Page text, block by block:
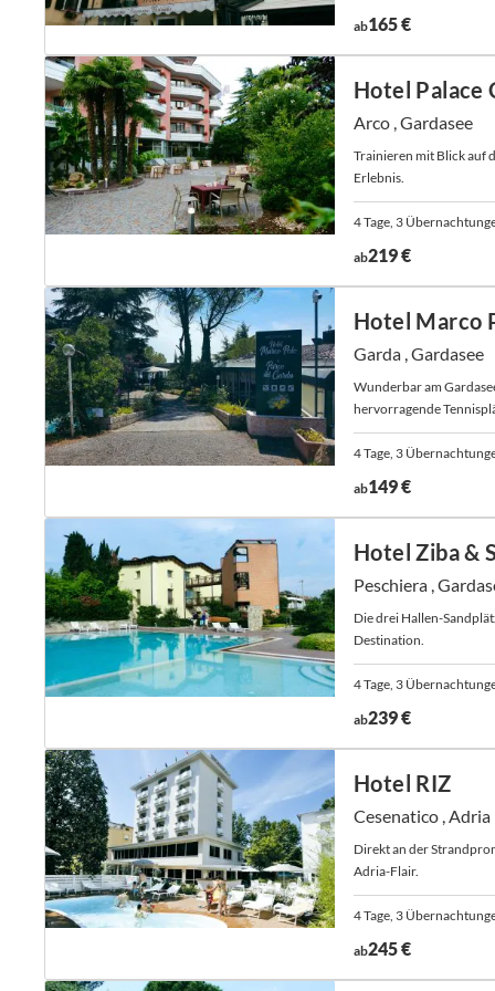
ab165 €
Hotel Palace
Arco , Gardasee
Trainieren mit Blick auf
Erlebnis.
4 Tage, 3
ab219 €
Hotel Marco
Garda , Gardasee
Wunderbar am
hervorragende
4 Tage, 3
ab149 €
Hotel Ziba &
Peschiera ,
Die drei Hallen-
Destination.
4 Tage, 3
ab239 €
Hotel RIZ
Cesenatico , Adria
Direkt an der
Adria-Flair.
4 Tage, 3
ab245 €